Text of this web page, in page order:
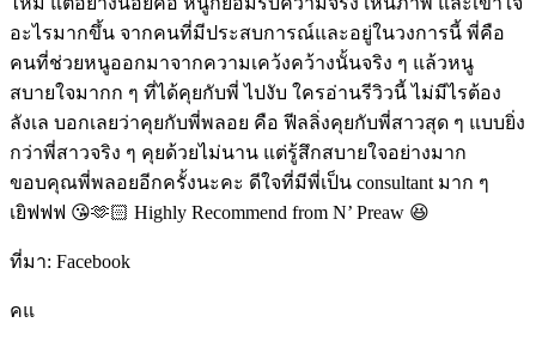
อะไรมากขึ้น จากคนที่มีประสบการณ์และอยู่ในวงการนี้ พี่คือ
คนที่ช่วยหนูออกมาจากความเคว้งคว้างนั้นจริง ๆ แล้วหนู
สบายใจมากก ๆ ที่ได้คุยกับพี่ ไปงับ ใครอ่านรีวิวนี้ ไม่มีไรต้อง
ลังเล บอกเลยว่าคุยกับพี่พลอย คือ ฟีลลิ่งคุยกับพี่สาวสุด ๆ แบบยิ่ง
กว่าพี่สาวจริง ๆ คุยด้วยไม่นาน แต่รู้สึกสบายใจอย่างมาก
ขอบคุณพี่พลอยอีกครั้งนะคะ ดีใจที่มีพี่เป็น consultant มาก ๆ
เยิฟฟฟ 😘🫶🏻 Highly Recommend from N’ Preaw 😆
ที่มา: Facebook
คแ